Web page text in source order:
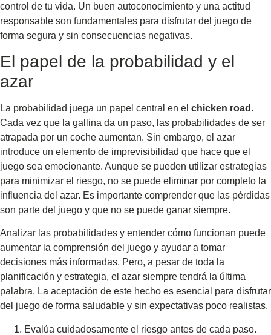
control de tu vida. Un buen autoconocimiento y una actitud
responsable son fundamentales para disfrutar del juego de
forma segura y sin consecuencias negativas.
El papel de la probabilidad y el
azar
La probabilidad juega un papel central en el chicken road .
Cada vez que la gallina da un paso, las probabilidades de ser
atrapada por un coche aumentan. Sin embargo, el azar
introduce un elemento de imprevisibilidad que hace que el
juego sea emocionante. Aunque se pueden utilizar estrategias
para minimizar el riesgo, no se puede eliminar por completo la
influencia del azar. Es importante comprender que las pérdidas
son parte del juego y que no se puede ganar siempre.
Analizar las probabilidades y entender cómo funcionan puede
aumentar la comprensión del juego y ayudar a tomar
decisiones más informadas. Pero, a pesar de toda la
planificación y estrategia, el azar siempre tendrá la última
palabra. La aceptación de este hecho es esencial para disfrutar
del juego de forma saludable y sin expectativas poco realistas.
Evalúa cuidadosamente el riesgo antes de cada paso.